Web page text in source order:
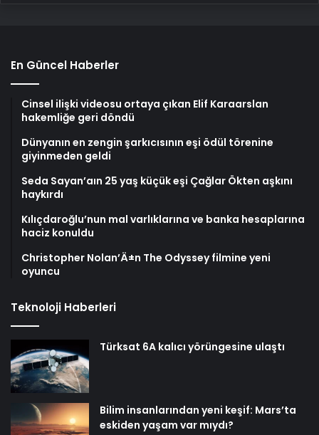
En Güncel Haberler
Cinsel ilişki videosu ortaya çıkan Elif Karaarslan
hakemliğe geri döndü
Dünyanın en zengin şarkıcısının eşi ödül törenine
giyinmeden geldi
Seda Sayan’aın 25 yaş küçük eşi Çağlar Ökten aşkını
haykırdı
Kılıçdaroğlu’nun mal varlıklarına ve banka hesaplarına
haciz konuldu
Christopher Nolan’Ä±n The Odyssey filmine yeni
oyuncu
Teknoloji Haberleri
Türksat 6A kalıcı yörüngesine ulaştı
Bilim insanlarından yeni keşif: Mars’ta
eskiden yaşam var mıydı?